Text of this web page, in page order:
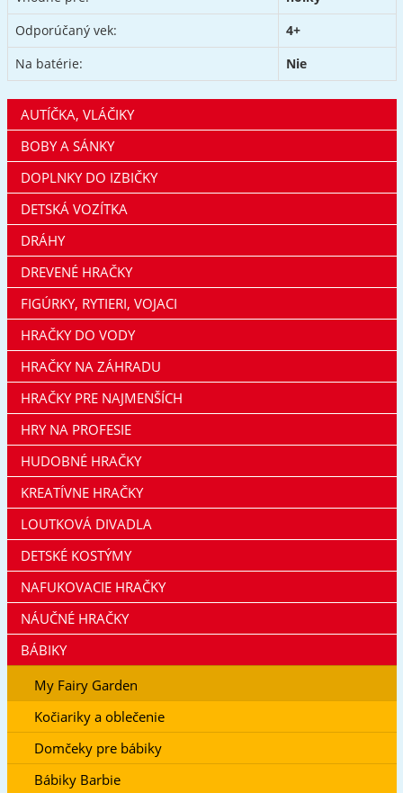
Odporúčaný vek:
4+
Na batérie:
Nie
AUTÍČKA, VLÁČIKY
BOBY A SÁNKY
DOPLNKY DO IZBIČKY
DETSKÁ VOZÍTKA
DRÁHY
DREVENÉ HRAČKY
FIGÚRKY, RYTIERI, VOJACI
HRAČKY DO VODY
HRAČKY NA ZÁHRADU
HRAČKY PRE NAJMENŠÍCH
HRY NA PROFESIE
HUDOBNÉ HRAČKY
KREATÍVNE HRAČKY
LOUTKOVÁ DIVADLA
DETSKÉ KOSTÝMY
NAFUKOVACIE HRAČKY
NÁUČNÉ HRAČKY
BÁBIKY
My Fairy Garden
Kočiariky a oblečenie
Domčeky pre bábiky
Bábiky Barbie